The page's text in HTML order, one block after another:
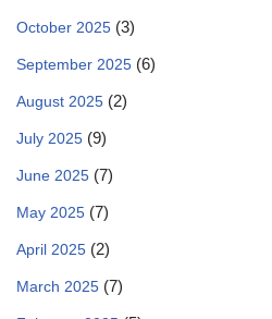
October 2025 (3)
September 2025 (6)
August 2025 (2)
July 2025 (9)
June 2025 (7)
May 2025 (7)
April 2025 (2)
March 2025 (7)